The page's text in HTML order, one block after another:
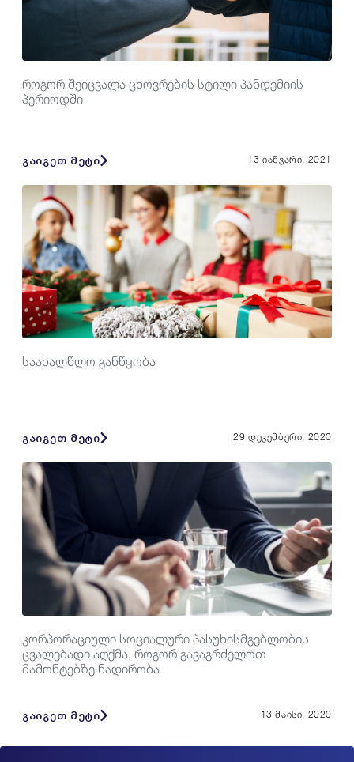
როგორ შეიცვალა ცხოვრების სტილი პანდემიის
პერიოდში
გაიგეთ მეტი 13 იანვარი, 2021
საახალწლო განწყობა
გაიგეთ მეტი 29 დეკემბერი, 2020
კორპორაციული სოციალური პასუხისმგებლობის
ცვალებადი აღქმა, როგორ გავაგრძელოთ
მამონტებზე ნადირობა
გაიგეთ მეტი 13 მაისი, 2020